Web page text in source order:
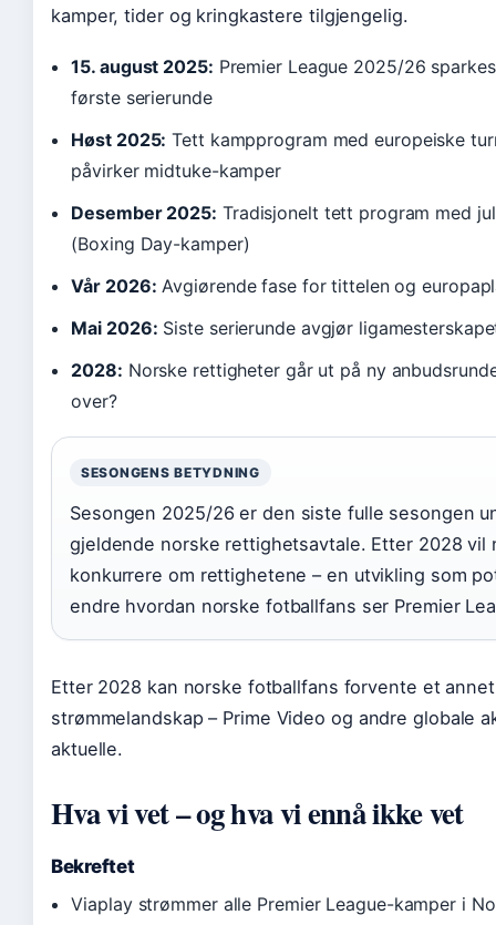
kamper, tider og kringkastere tilgjengelig.
15. august 2025: Premier League 2025/26
første serierunde
Høst 2025: Tett kampprogram med europeiske
påvirker midtuke-kamper
Desember 2025: Tradisjonelt tett program med
(Boxing Day-kamper)
Vår 2026: Avgiørende fase for tittelen og
Mai 2026: Siste serierunde avgjør
2028: Norske rettigheter går ut på ny
over?
SESONGENS BETYDNING
Sesongen 2025/26 er den siste fulle sesongen
gjeldende norske rettighetsavtale. Etter 2028 vil
konkurrere om rettighetene – en utvikling som
endre hvordan norske fotballfans ser Premier
Etter 2028 kan norske fotballfans forvente et annet
strømmelandskap – Prime Video og andre globale
aktuelle.
Hva vi vet – og hva vi ennå ikke vet
Bekreftet
Viaplay strømmer alle Premier League-kamper i